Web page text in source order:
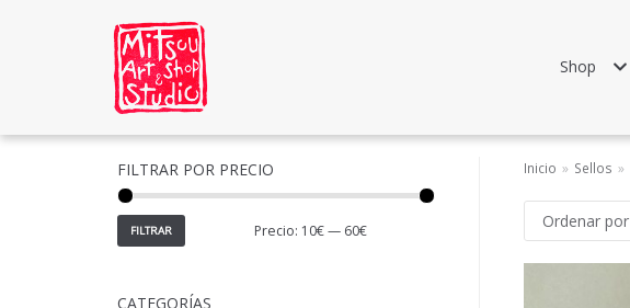
Shop
FILTRAR POR PRECIO
FILTRAR Precio: 10€— 60€
CATEGORÍAS
Inicio » Sellos »